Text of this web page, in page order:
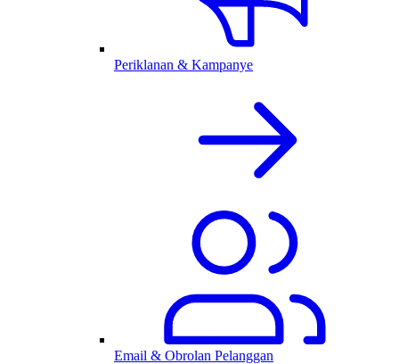
Periklanan & Kampanye
Email & Obrolan Pelanggan